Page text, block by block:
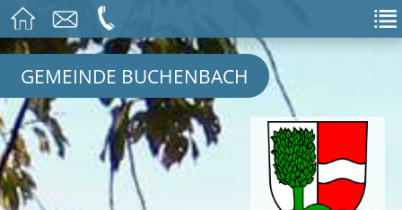
GEMEINDE BUCHENBACH